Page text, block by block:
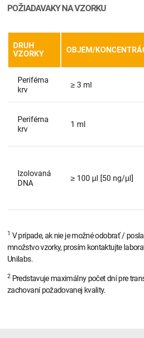
POŽIADAVAKY NA VZORKU
DRUH
VZORKY
OBJEM/
Periférna
krv
≥ 3 ml
Periférna
krv
1 ml
Izolovaná
DNA
≥ 100 µl [50 ng/µl]
1 V prípade, ak nie je možné odobrať /
množstvo vzorky, prosím kontaktujte
Unilabs.
2Predstavuje maximálny počet dní pre
zachovaní požadovanej kvality.